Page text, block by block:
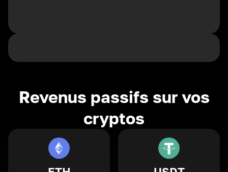
Revenus passifs sur vos
cryptos